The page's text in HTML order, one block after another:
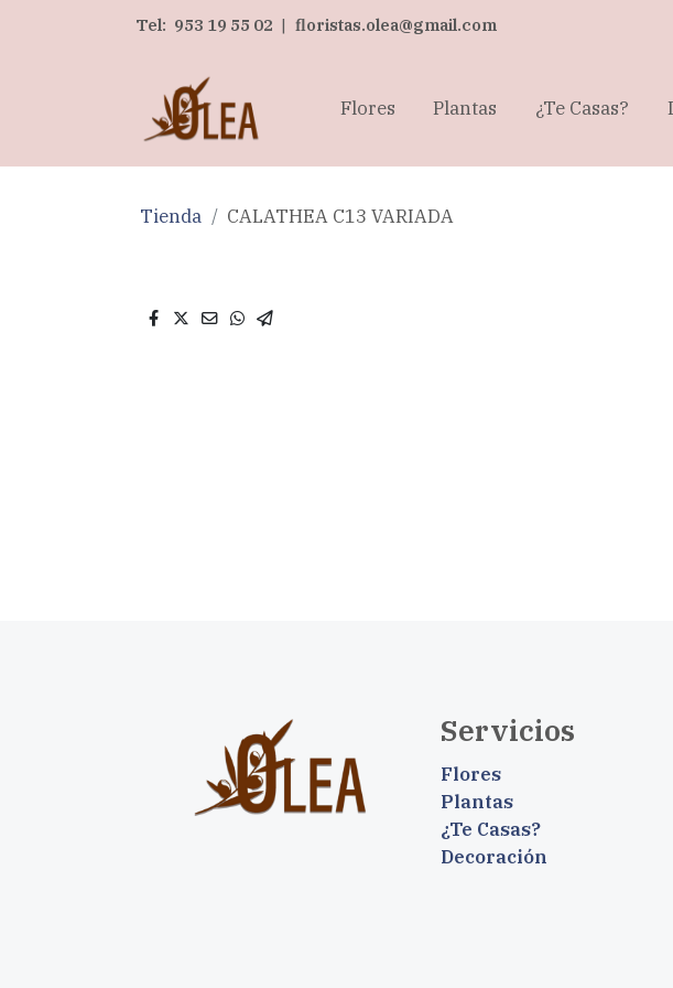
Tel: 953 19 55 02 | floristas.olea@gmail.com
Flores Plantas ¿Te Casas?
Tienda CALATHEA C13 VARIADA
Servicios
Flores
Plantas
¿Te Casas?
Decoración